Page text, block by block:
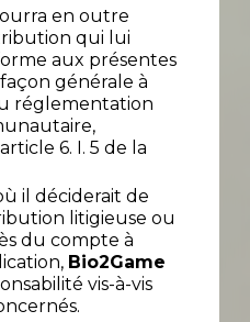
en outre
qui lui
aux présentes
générale à
réglementation
6. I. 5 de la
il déciderait de
litigieuse ou
du compte à
Bio2Game
vis-à-vis